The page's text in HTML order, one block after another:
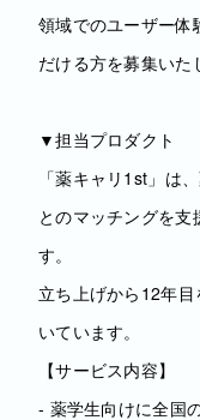
領域でのユーザー体
だける方を募集いた
▼担当プロダクト
「薬キャリ1st」は
とのマッチングを
す。
立ち上げから12年
いています。
【サービス内容】
- 薬学生向けに全国